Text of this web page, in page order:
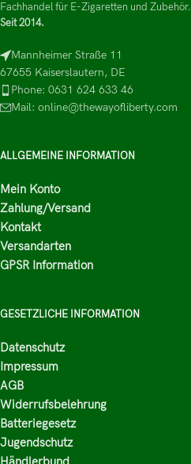
Fachhandel für E-Zigaretten und Zubehör.
Seit 2014.
Mannheimer Straße 11
67655 Kaiserslautern, DE
Phone: 0631 624 633 46
Mail: online@thewayofliberty.com
ALLGEMEINE INFORMATION
Mein Konto
Zahlung/Versand
Kontakt
Versandarten
GPSR Information
GESETZLICHE INFORMATION
Datenschutz
Impressum
AGB
Widerrufsbelehrung
Batteriegesetz
Jugendschutz